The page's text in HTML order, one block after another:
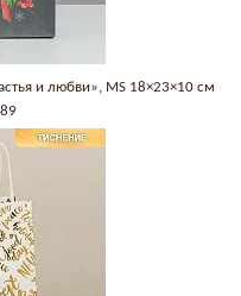
и любви», MS 18×23×10 см